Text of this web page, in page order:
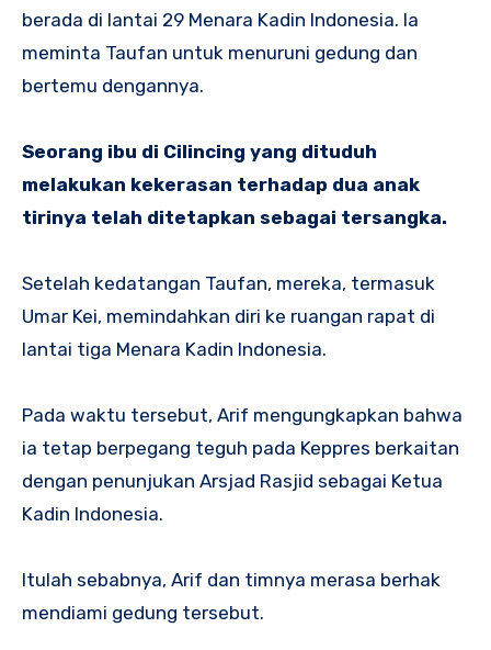
berada di lantai 29 Menara Kadin Indonesia. Ia
meminta Taufan untuk menuruni gedung dan
bertemu dengannya.
Seorang ibu di Cilincing yang dituduh
melakukan kekerasan terhadap dua anak
tirinya telah ditetapkan sebagai tersangka.
Setelah kedatangan Taufan, mereka, termasuk
Umar Kei, memindahkan diri ke ruangan rapat di
lantai tiga Menara Kadin Indonesia.
Pada waktu tersebut, Arif mengungkapkan bahwa
ia tetap berpegang teguh pada Keppres berkaitan
dengan penunjukan Arsjad Rasjid sebagai Ketua
Kadin Indonesia.
Itulah sebabnya, Arif dan timnya merasa berhak
mendiami gedung tersebut.